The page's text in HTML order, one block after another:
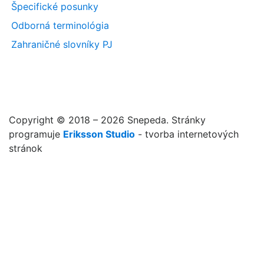
Špecifické posunky
Odborná terminológia
Zahraničné slovníky PJ
Copyright © 2018 – 2026 Snepeda. Stránky
programuje Eriksson Studio - tvorba internetových
stránok